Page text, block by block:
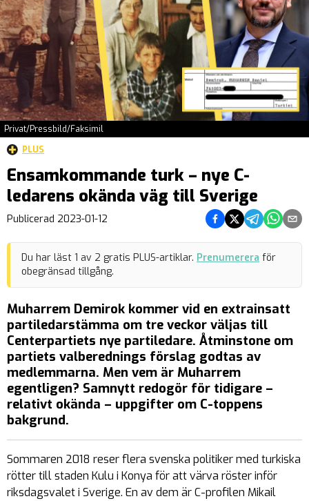
Privat/Pressbild/Faksimil
PLUS
Ensamkommande turk – nye C-
ledarens okända väg till Sverige
Publicerad 2023-01-12 Dela på Facebook
Dela på Twitter
Dela påDela på
Dela
Du har läst 1 av 2 gratis PLUS-artiklar. Prenumerera för
obegränsad tillgång.
Muharrem Demirok kommer vid en extrainsatt
partiledarstämma om tre veckor väljas till
Centerpartiets nye partiledare. Åtminstone om
partiets valberednings förslag godtas av
medlemmarna. Men vem är Muharrem
egentligen? Samnytt redogör för tidigare –
relativt okända – uppgifter om C-toppens
bakgrund.
Sommaren 2018 reser flera svenska politiker med turkiska
rötter till staden Kulu i Konya för att värva röster inför
riksdagsvalet i Sverige. En av dem är C-profilen Mikail